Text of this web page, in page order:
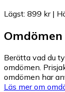
Lägst: 899 kr|
Omdömen
Berätta vad du
omdömen.
omdömen har
Läs mer om